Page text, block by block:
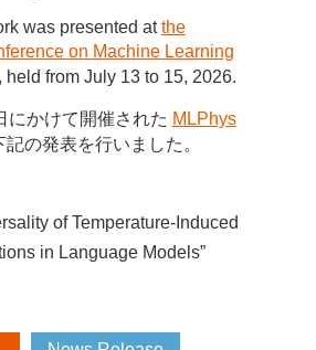
was presented atthe
on Machine Learning
held from July 13 to 15, 2026.
にかけて開催された MLPhys
の発表を行いました。
of Temperature-Induced
in Language Models”